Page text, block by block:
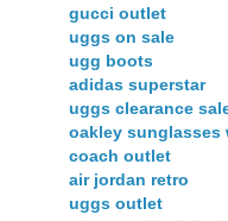
gucci outlet
uggs on sale
ugg boots
adidas superstar
uggs clearance
oakley sunglasses
coach outlet
air jordan retro
uggs outlet